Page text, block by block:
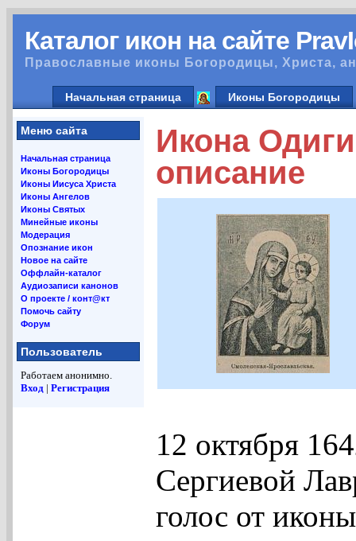
Каталог икон на сайте
Православные иконы Богородицы, Христа,
Начальная страница Иконы Богородицы
Меню сайта
Начальная страница
Иконы Богородицы
Иконы Иисуса Христа
Иконы Ангелов
Иконы Святых
Минейные иконы
Модерация
Опознание икон
Новое на сайте
Оффлайн-каталог
Аудиозаписи канонов
О проекте / конт@кт
Помочь сайту
Форум
Пользователь
Работаем анонимно.
Вход | Регистрация
Икона
описание
12 октября
Сергиевой
голос от